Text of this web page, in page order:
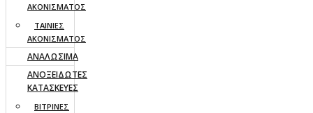
ΑΚΟΝΙΣΜΑΤΟΣ
ΤΑΙΝΙΕΣ
ΑΚΟΝΙΣΜΑΤΟΣ
ΑΝΑΛΩΣΙΜΑ
ΑΝΟΞΕΙΔΩΤΕΣ
ΚΑΤΑΣΚΕΥΕΣ
ΒΙΤΡΙΝΕΣ